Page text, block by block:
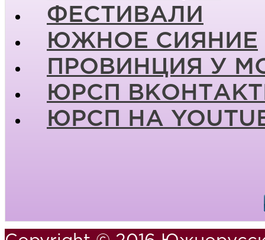
ФЕСТИВАЛИ
ЮЖНОЕ СИЯНИЕ
ПРОВИНЦИЯ У
ЮРСП
ЮРСП НА